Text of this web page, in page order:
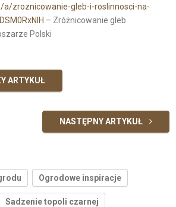
a/zroznicowanie-gleb-i-roslinnosci-na-
– Zróżnicowanie gleb
Polski
ARTYKUŁ
NASTĘPNY ARTYKUŁ
Ogrodowe inspiracje
Sadzenie topoli czarnej